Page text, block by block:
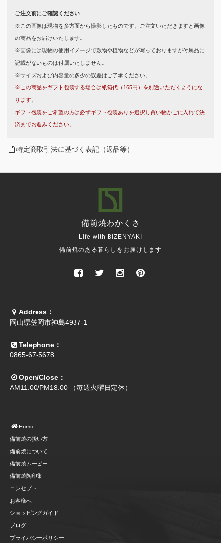
ご注文前にご確認ください
※この画像は現物を多方面から撮影したものです。ご注文いただきますと画像
の商品をお届けいたします。
※画像には現物の使用イメージで敷物や植物などが写っておりますが付属品に
記載がないものは付属いたしません。
※サイズおよび内容量の多少の誤差はご了承ください。
※この商品をギフト包装する場合は紙箱代（165円）を別途いただくようにな
ります。
ギフト包装をご希望の方は必ずギフト包装ありを選択し買い物かごに入れて決
済までお進みください。
特定商取引法に基づく表記（返品等）
備前焼わかくさ
Life with BIZENYAKI
- 備前焼のある暮らしをお届けします -
Address：
岡山県笠岡市神島4937-1
Telephone：
0865-67-5678
Open/Close：
AM11:00/PM18:00 （毎週火曜日定休）
Home
備前焼の扱い方
備前焼について
備前焼ムービー
備前焼陶印集
コンセプト
お客様へ
ショッピングガイド
ブログ
プライバシーポリシー